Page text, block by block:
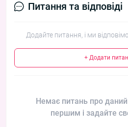
Питання та відповіді
Додайте питання, і ми
+ Додати
Немає питань про
першим і задайте